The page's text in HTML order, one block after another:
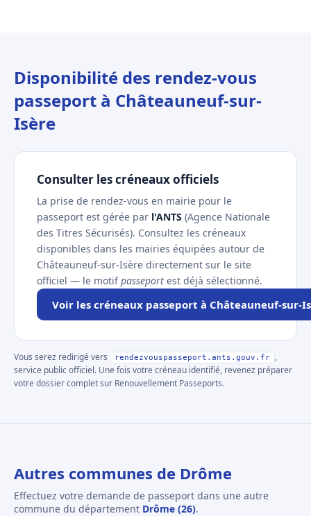
Disponibilité des rendez-vous
passeport à Châteauneuf-sur-
Isère
Consulter les créneaux officiels
La prise de rendez-vous en mairie pour le
passeport est gérée par l'ANTS (Agence Nationale
des Titres Sécurisés). Consultez les créneaux
disponibles dans les mairies équipées autour de
Châteauneuf-sur-Isère directement sur le site
officiel — le motifpasseport est déjà sélectionné.
Voir les créneaux passeport à Châteauneuf-sur-
Vous serez redirigé vers rendezvouspasseport.ants.gouv.fr
,
service public officiel. Une fois votre créneau identifié, revenez préparer
votre dossier complet sur Renouvellement Passeports.
Autres communes de Drôme
Effectuez votre demande de passeport dans une autre
commune du département Drôme (26).